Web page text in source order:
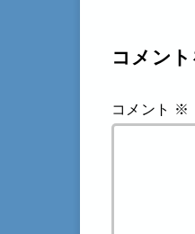
コメン
コメント ※